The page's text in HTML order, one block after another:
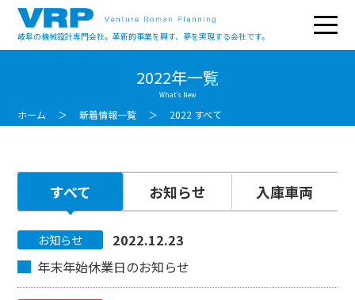
岐阜の機械設計専門会社。革新的事業を興す、夢を実現する会社です。
ホーム 新着情報一覧 2022 すべて
2022年一覧
What’s New
すべて お知らせ 入庫車両
お知らせ
2022.12.23
年末年始休業日のお知らせ